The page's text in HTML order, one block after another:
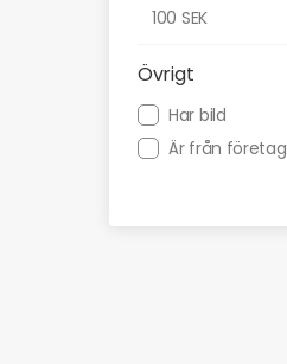
100 SEK
Övrigt
Har bild
Är från företag